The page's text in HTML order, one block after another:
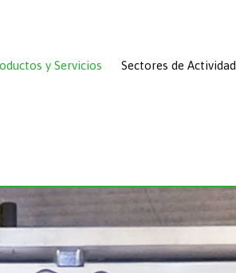
y Servicios Sectores de Actividad